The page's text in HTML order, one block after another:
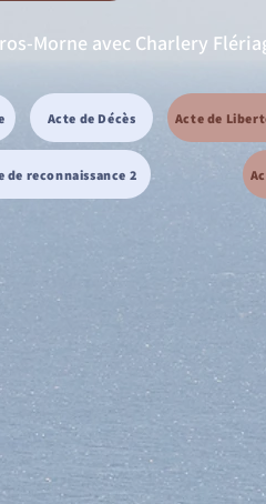
Morne avec Charlery
Acte de Décès
de reconnaissance 2
Acte de